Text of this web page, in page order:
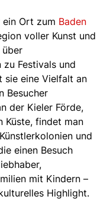
ein Ort zum Baden
voller Kunst und
über
Festivals und
sie eine Vielfalt an
Besucher
der Kieler Förde,
Küste, findet man
und
einen Besuch
mit Kindern –
Highlight.